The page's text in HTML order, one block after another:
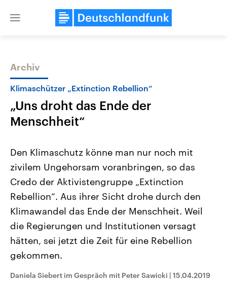
Close
Themen
Landtagswahl Sachsen-Anhalt
2026
Alle Informationen
Sachsen-Anhalt wählt am 6.
September 2026 einen neuen
Landtag. Seit 2021 wird das
Bundesland von einer Koalition aus
CDU, SPD und FDP regiert.-
Umfragen, Prognosen,
Wahlprogramme, aktuelle Berichte
und Hintergründe zu den Parteien
Wahl.
USA
Aktuelle Beiträge,
Hintergründe
Wirtschaftlich und
gehören die Vereinigten
den mächtigsten Ländern
mit großem Einfluss auf
aktuelle Weltgeschehen.
Sendungen
Archiv
Klimaschützer „Extinction Rebellion“
„Uns droht das Ende der
Menschheit“
Den Klimaschutz könne man nur noch mit
zivilem Ungehorsam voranbringen, so das
Credo der Aktivistengruppe „Extinction
Rebellion“. Aus ihrer Sicht drohe durch den
Klimawandel das Ende der Menschheit. Weil
die Regierungen und Institutionen versagt
hätten, sei jetzt die Zeit für eine Rebellion
gekommen.
Daniela Siebert im Gespräch mit Peter Sawicki | 15.04.2019